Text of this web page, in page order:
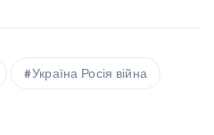
Україна Росія війна